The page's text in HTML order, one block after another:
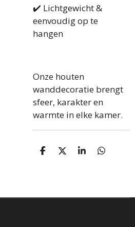
✔️ Lichtgewicht &
eenvoudig op te
hangen
Onze houten
wanddecoratie brengt
sfeer, karakter en
warmte in elke kamer.
D
D
S
D